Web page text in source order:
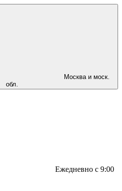
Москва и моск.
обл.
Ежедневно с 9:00